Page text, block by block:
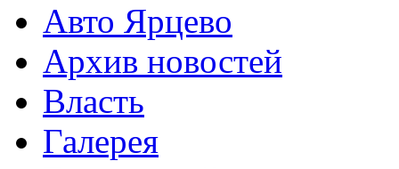
Авто Ярцево
Архив новостей
Власть
Галерея